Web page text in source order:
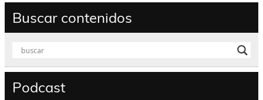
Buscar contenidos
Podcast